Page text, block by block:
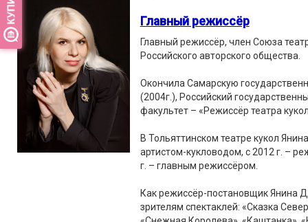
Главный режиссёр
Главный режиссёр, член Союза
Российского авторского общества.
Окончила Самарскую
(2004г.), Российский
факультет – «Режиссёр театра
В Тольяттинском театре кукол
артистом-кукловодом, с 2012 г. –
г. – главным режиссёром.
Как режиссёр-постановщик Янина
зрителям спектаклей: «Сказка